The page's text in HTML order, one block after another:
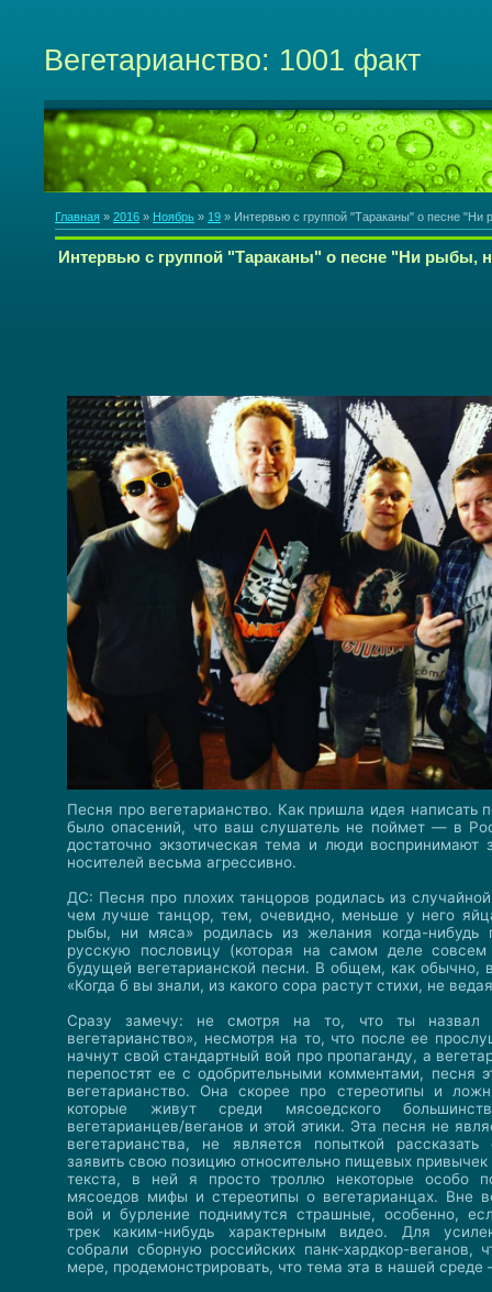
Вегетарианство: 1001 факт
Главная » 2016 » Ноябрь » 19 » Интервью с группой "Тараканы" о песне "Ни
Интервью с группой "Тараканы" о песне "Ни рыбы,
Песня про вегетарианство. Как пришла идея написать
было опасений, что ваш слушатель не поймет — в
достаточно экзотическая тема и люди воспринимают
носителей весьма агрессивно.
ДС: Песня про плохих танцоров родилась из
чем лучше танцор, тем, очевидно, меньше у него
рыбы, ни мяса» родилась из желания когда-нибудь
русскую пословицу (которая на самом деле
будущей вегетарианской песни. В общем, как обычно,
«Когда б вы знали, из какого сора растут стихи, не
Сразу замечу: не смотря на то, что ты назвал
вегетарианство», несмотря на то, что после ее
начнут свой стандартный вой про пропаганду, а
перепостят ее с одобрительными комментами, песня
вегетарианство. Она скорее про стереотипы и
которые живут среди мясоедского
вегетарианцев/веганов и этой этики. Эта песня не
вегетарианства, не является попыткой
заявить свою позицию относительно пищевых привычек
текста, в ней я просто троллю некоторые особо
мясоедов мифы и стереотипы о вегетарианцах. Вне
вой и бурление поднимутся страшные, особенно,
трек каким-нибудь характерным видео. Для
собрали сборную российских панк-хардкор-веганов,
мере, продемонстрировать, что тема эта в нашей